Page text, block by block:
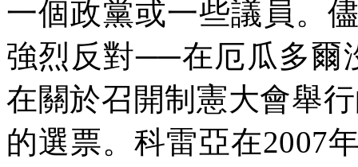
一個政黨或一些議員。
強烈反對──在厄瓜多爾
在關於召開制憲大會舉
的選票。科雷亞在2007